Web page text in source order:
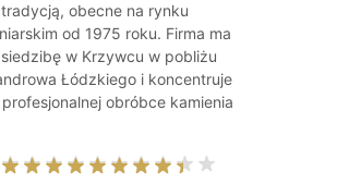
tradycją, obecne na rynku
od 1975 roku. Firma ma
w Krzywcu w pobliżu
Łódzkiego i koncentruje
profesjonalnej obróbce kamienia